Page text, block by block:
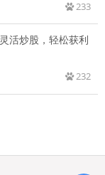
233
活炒股，轻松获利
232